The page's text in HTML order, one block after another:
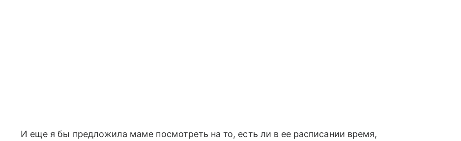
И еще я бы предложила маме посмотреть на то, есть ли в ее расписании время,